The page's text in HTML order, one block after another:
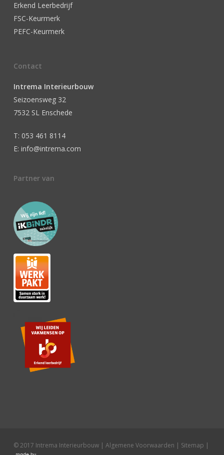
Erkend Leerbedrijf
FSC-Keurmerk
PEFC-Keurmerk
Contact
Intrema Interieurbouw
Seizoensweg 32
7532 SL Enschede
T: 053 461 8114
E: info@intrema.com
Partner van
© 2017 Intrema Interieurbouw | Algemene Voorwaarden | Sitemap |